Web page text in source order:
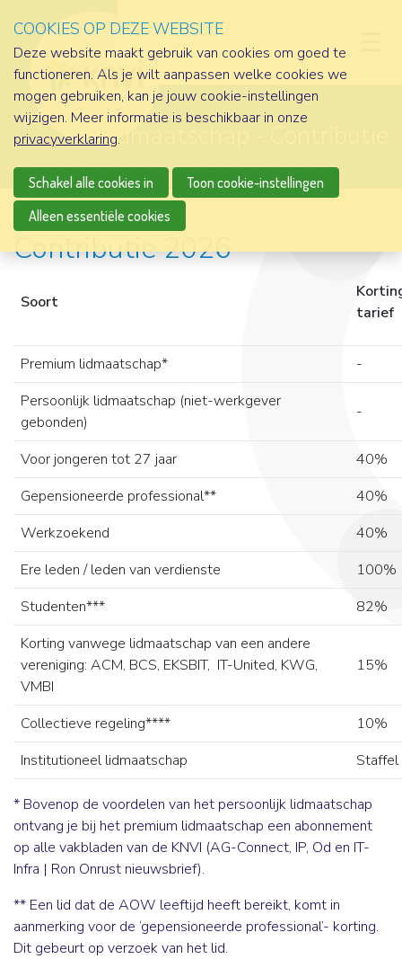
Lidmaatschap
Contributie 2026
Soort
tarief
Premium lidmaatschap*
-
Persoonlijk lidmaatschap (niet-werkgever
gebonden)
-
Voor jongeren tot 27 jaar
40%
Gepensioneerde professional**
40%
Werkzoekend
40%
Ere leden / leden van verdienste
100%
Studenten***
82%
Korting vanwege lidmaatschap van een andere
vereniging: ACM, BCS, EKSBIT, IT-United, KWG,
VMBI
15%
Collectieve regeling****
10%
Institutioneel lidmaatschap
Staffel
* Bovenop de voordelen van het persoonlijk lidmaatschap
ontvang je bij het premium lidmaatschap een abonnement
op alle vakbladen van de KNVI (AG-Connect, IP, Od en IT-
Infra | Ron Onrust nieuwsbrief).
** Een lid dat de AOW leeftijd heeft bereikt, komt in
aanmerking voor de ‘gepensioneerde professional’- korting.
Dit gebeurt op verzoek van het lid.
COOKIES OP DEZE WEBSITE
Deze website maakt gebruik van cookies om goed te
functioneren. Als je wilt aanpassen welke cookies we
mogen gebruiken, kan je jouw cookie-instellingen
wijzigen. Meer informatie is beschikbaar in onze
privacyverklaring.
Schakel alle cookies in
Toon cookie-instellingen
Alleen essentiële cookies